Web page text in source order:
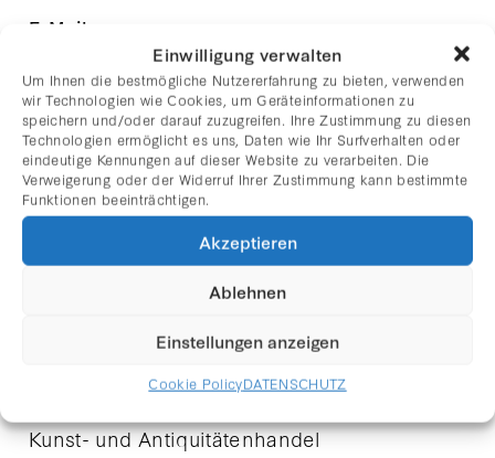
Einwilligung verwalten
Um Ihnen die bestmögliche Nutzererfahrung zu bieten, verwenden
wir Technologien wie Cookies, um Geräteinformationen zu
speichern und/oder darauf zuzugreifen. Ihre Zustimmung zu diesen
Technologien ermöglicht es uns, Daten wie Ihr Surfverhalten oder
eindeutige Kennungen auf dieser Website zu verarbeiten. Die
Verweigerung oder der Widerruf Ihrer Zustimmung kann bestimmte
Funktionen beeinträchtigen.
Akzeptieren
Ablehnen
Einstellungen anzeigen
Cookie PolicyDATENSCHUTZ
E-Mail:
rhomberg@galerie-rhomberg.at
Web:
www.galerie-rhomberg.at
Aufsichtsbehörde:
Kunst- und Antiquitätenhandel